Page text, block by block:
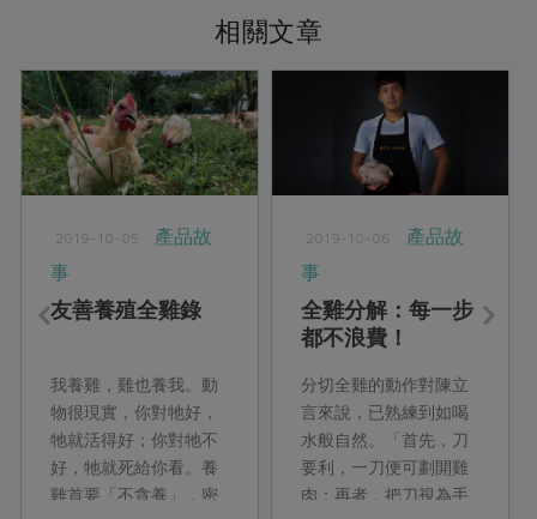
相關文章
2019-10-05
產品故
事
友善養殖全雞錄
我養雞，雞也養我。動
物很現實，你對牠好，
牠就活得好；你對牠不
好，牠就死給你看。養
雞首要「不貪養」，密
2019-10-06
產品故
事
全雞分解：每一步
都不浪費！
分切全雞的動作對陳立
言來說，已熟練到如喝
水般自然。「首先，刀
要利，一刀便可劃開雞
肉；再者，把刀視為手